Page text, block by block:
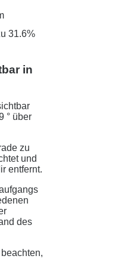
31.6%
in
° über
zu
und
entfernt.
des